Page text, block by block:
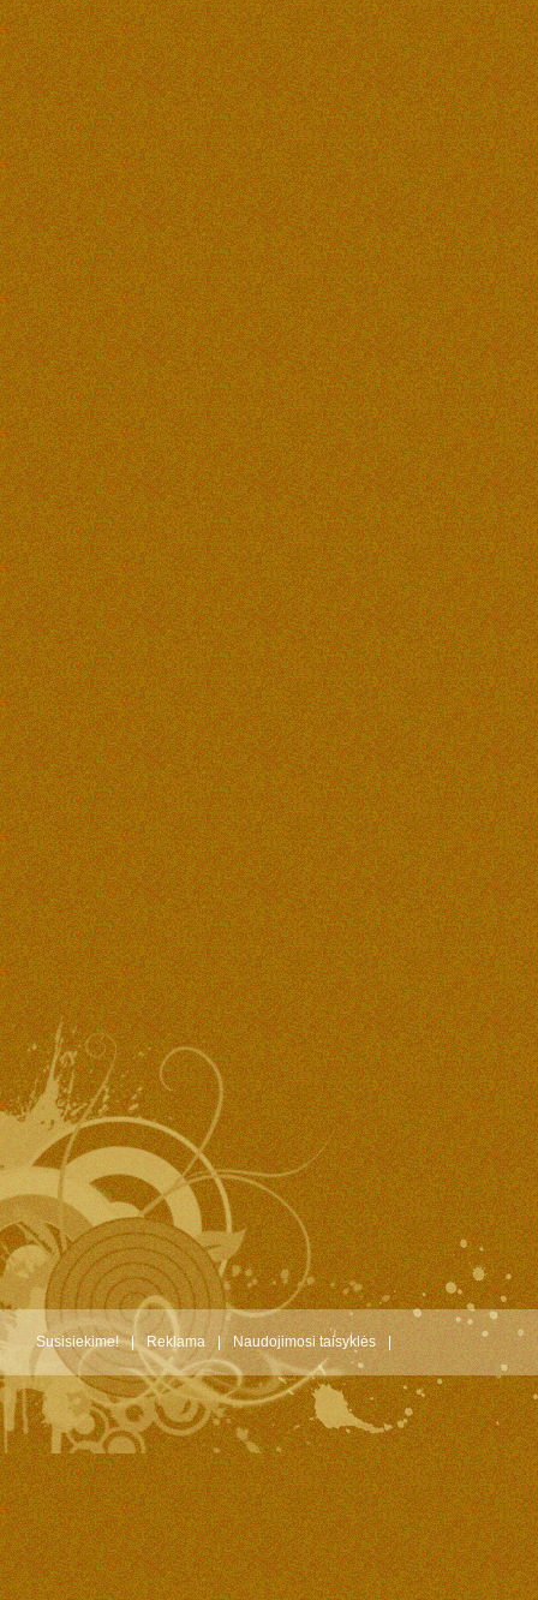
Susisiekime! | Reklama | Naudojimosi taisyklės |